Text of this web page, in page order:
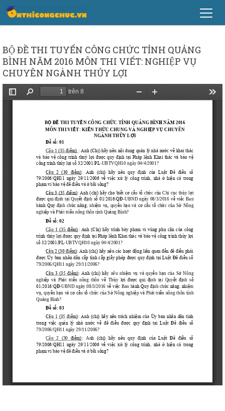
BỘ ĐỀ THI TUYỂN CÔNG CHỨC TỈNH QUẢNG
BÌNH NĂM 2016 MÔN THI VIẾT: NGHIỆP VỤ
CHUYÊN NGÀNH THỦY LỢI